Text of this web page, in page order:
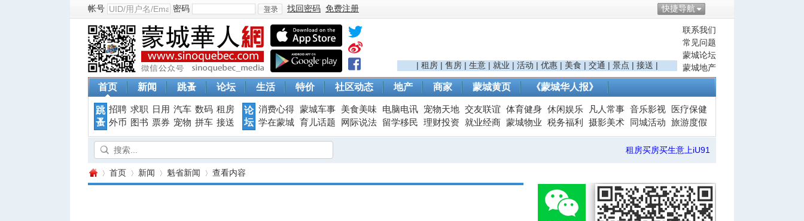
快捷导航
帐号 密码
登
录
找回密码 免费注册
联系我们
常见问题
蒙城论坛
蒙城地产
| 租房 | 售房 | 生意 | 就业 | 活动 | 优惠 | 美食 | 交通 | 景点 | 接送 |
首页 新闻 跳蚤 论坛 生活 特价 社区动态 地产 商家 蒙城黄页 《蒙城华人报》
跳
蚤
招聘 求职 日用 汽车 数码 租房
外币
图书 票券 宠物 拼车 接送
论
坛
消费心得 蒙城车事 美食美味 电脑电讯 宠物天地 交友联谊 体育健身 休闲娱乐 凡人常事 音乐影视
医疗保健
学在蒙城 育儿话题 网际说法 留学移民 理财投资 就业经商 蒙城物业 税务福利 摄影美术 同城活动 旅游度假
租房买房买生意上iU91
首页 新闻 魁省新闻 查看内容